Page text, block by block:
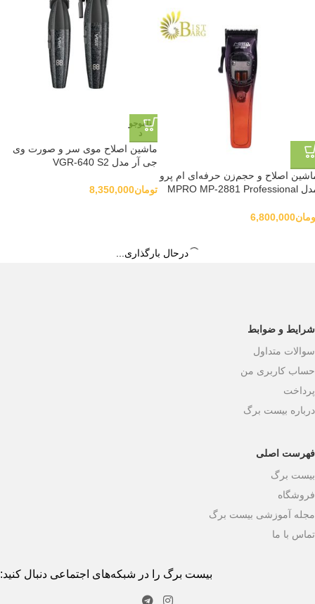
ناموجو
د
ماشین اصلاح موی سر و صورت وی
جی آر مدل VGR-640 S2
تومان8,350,000
اصلاح و حجم‌زن حرفه‌ای ام پرو
مدل MPRO MP-2881 Professional
6,800,000
درحال بارگذاری...
شرایط و ضوابط
سوالات متداول
حساب کاربری من
پرداخت
درباره بیست برگ
فهرست اصلی
بیست برگ
فروشگاه
مجله آموزشی بیست برگ
تماس با ما
بیست برگ را در شبکه‌های اجتماعی دنبال کنید: